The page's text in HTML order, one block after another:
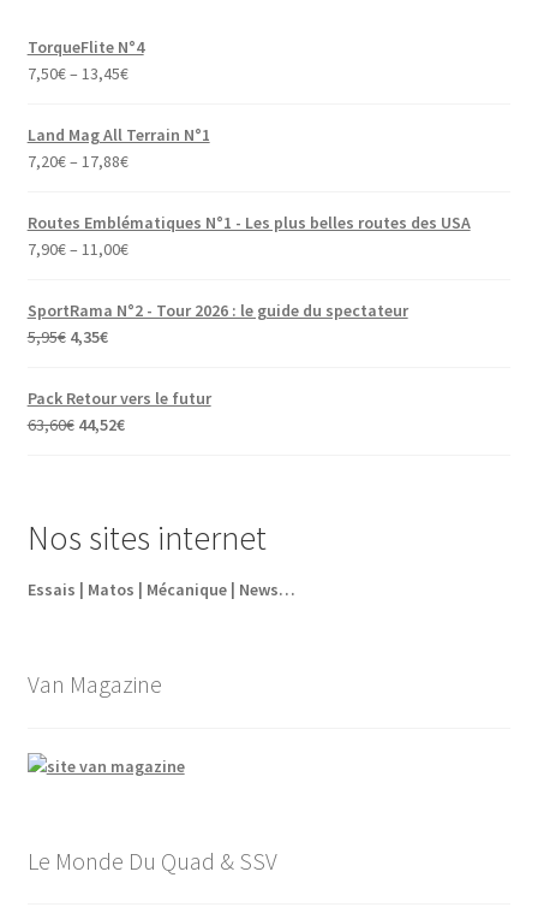
TorqueFlite N°4
7,50€– 13,45€
Land Mag All Terrain N°1
7,20€– 17,88€
Routes Emblématiques N°1 - Les plus belles routes des USA
7,90€– 11,00€
SportRama N°2 - Tour 2026 : le guide du spectateur
5,95€ Le
initial
était :
5,95€.
4,35€Le
est :
Pack Retour vers le futur
63,60€ Le
63,60€.
44,52€Le
44,52€.
Nos sites internet
Essais | Matos | Mécanique | News…
Van Magazine
Le Monde Du Quad & SSV